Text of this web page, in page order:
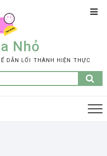
Nhỏ
DẪN LỐI THÀNH HIỆN THỰC
Tìm
kiếm: